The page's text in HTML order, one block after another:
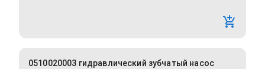
0510020003 гидравлический зубчатый насос